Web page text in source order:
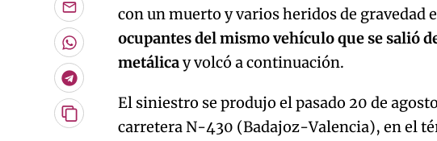
Enviar
por
Email
Whatsapp
Telegram
Copiar
con un muerto y varios heridos de gravedad
ocupantes del mismo vehículo que se salió
metálicay volcó a continuación.
El siniestro se produjo el pasado 20 de
carretera N-430 (Badajoz-Valencia), en el